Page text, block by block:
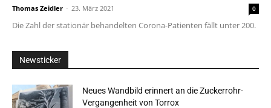
Thomas Zeidler - 23. März 2021 0
Die Zahl der stationär behandelten Corona-Patienten fällt unter 200.
Newsticker
Neues Wandbild erinnert an die Zuckerrohr-
Vergangenheit von Torrox